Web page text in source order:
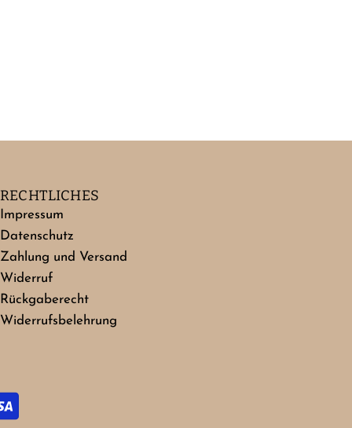
RECHTLICHES
Impressum
Datenschutz
Zahlung und Versand
Widerruf
Rückgaberecht
Widerrufsbelehrung